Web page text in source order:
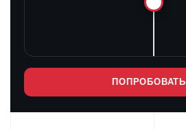
ПОПРОБОВАТЬ